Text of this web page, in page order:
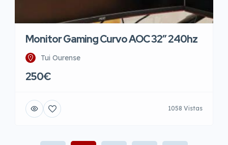
Monitor Gaming Curvo AOC 32″ 240hz
Tui Ourense
250€
1058 Vistas